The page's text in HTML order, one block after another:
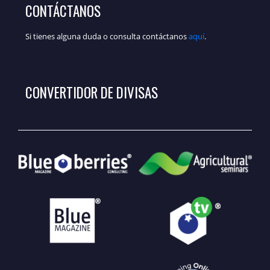
CONTÁCTANOS
Si tienes alguna duda o consulta contáctanosaquí.
CONVERTIDOR DE DIVISAS